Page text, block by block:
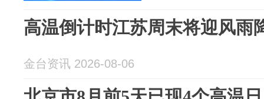
高温倒计时江苏周末将迎风雨
金台资讯 2026-08-06